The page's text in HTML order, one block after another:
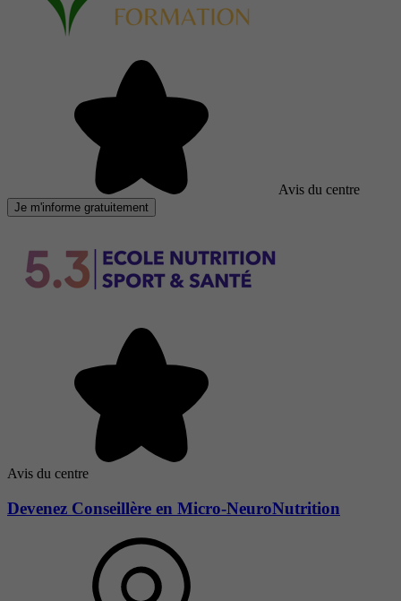
Avis du centre
Je m'informe gratuitement
Avis du centre
Devenez Conseillère en Micro-NeuroNutrition